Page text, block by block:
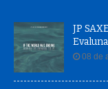
JP
08 de